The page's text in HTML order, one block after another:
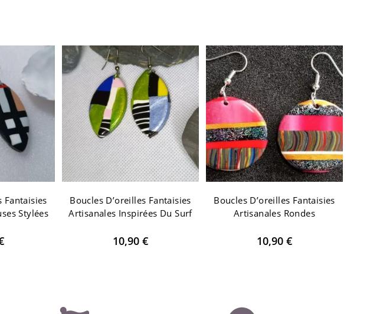
Fantaisies
Stylées
Boucles D’oreilles Fantaisies
Artisanales Inspirées Du Surf
10,90 €
Boucles D’oreilles Fantaisies
Artisanales Rondes
10,90 €